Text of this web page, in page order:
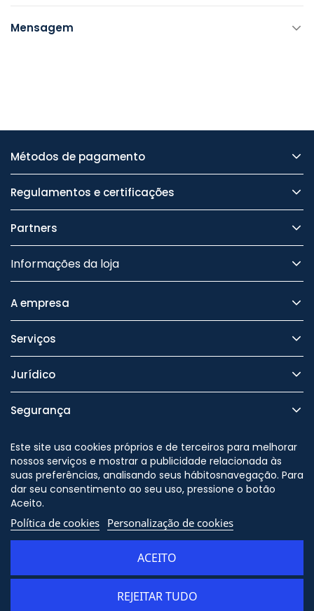
Mensagem
Métodos de pagamento
Regulamentos e certificações
Partners
Informações da loja
A empresa
Serviços
Jurídico
Segurança
Este site usa cookies próprios e de terceiros para melhorar
nossos serviços e mostrar a publicidade relacionada às
suas preferências, analisando seus hábitosnavegação. Para
dar seu consentimento ao seu uso, pressione o botão
Aceito.
Política de cookies Personalização de cookies
REJEITAR TUDO
ACEITO
Nos siga no
© Copyright - ORION91 - CIF
B10982650 - Todos os direitos